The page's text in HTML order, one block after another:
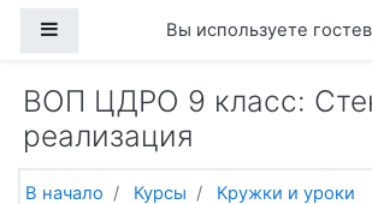
Боковая панельВы используете
ВОП ЦДРО 9 класс:
реализация
В начало Курсы
Кружки и уроки